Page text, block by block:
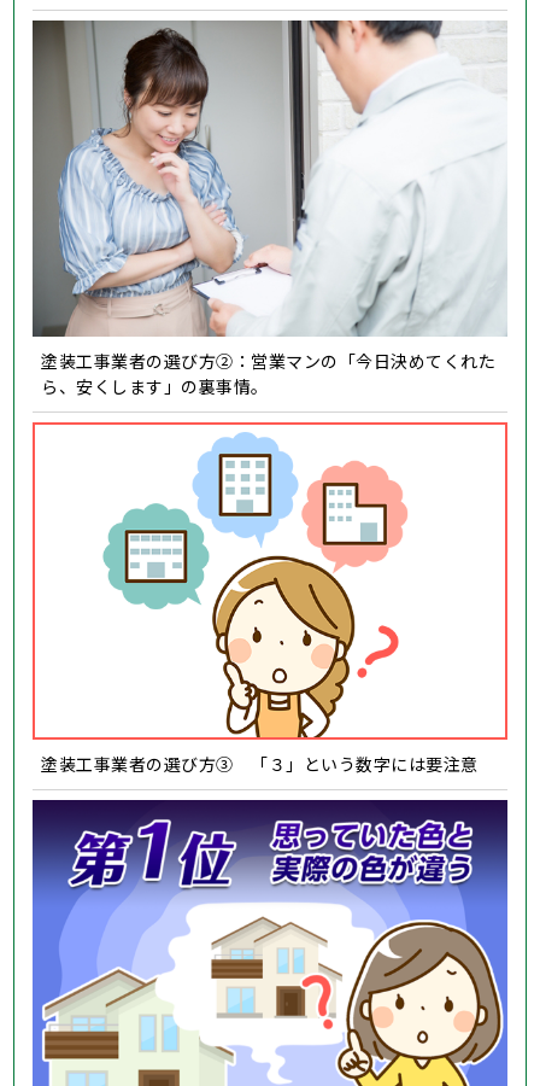
塗装工事業者の選び方②：営業マンの「今日決めてくれた
ら、安くします」の裏事情。
塗装工事業者の選び方③ 「３」という数字には要注意